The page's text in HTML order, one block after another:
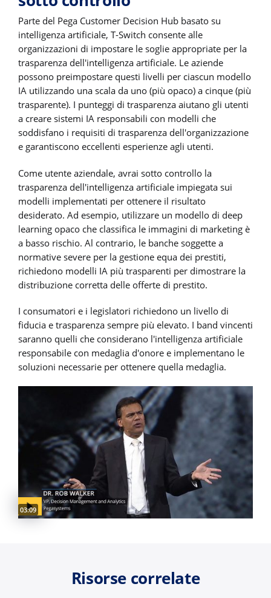
Parte del Pega Customer Decision Hub basato su
intelligenza artificiale, T-Switch consente alle
organizzazioni di impostare le soglie appropriate per la
trasparenza dell'intelligenza artificiale. Le aziende
possono preimpostare questi livelli per ciascun modello
IA utilizzando una scala da uno (più opaco) a cinque (più
trasparente). I punteggi di trasparenza aiutano gli utenti
a creare sistemi IA responsabili con modelli che
soddisfano i requisiti di trasparenza dell'organizzazione
e garantiscono eccellenti esperienze agli utenti.
Come utente aziendale, avrai sotto controllo la
trasparenza dell'intelligenza artificiale impiegata sui
modelli implementati per ottenere il risultato
desiderato. Ad esempio, utilizzare un modello di deep
learning opaco che classifica le immagini di marketing è
a basso rischio. Al contrario, le banche soggette a
normative severe per la gestione equa dei prestiti,
richiedono modelli IA più trasparenti per dimostrare la
distribuzione corretta delle offerte di prestito.
I consumatori e i legislatori richiedono un livello di
fiducia e trasparenza sempre più elevato. I band vincenti
saranno quelli che considerano l'intelligenza artificiale
responsabile con medaglia d'onore e implementano le
soluzioni necessarie per ottenere quella medaglia.
Video duration:
03:09
Risorse correlate